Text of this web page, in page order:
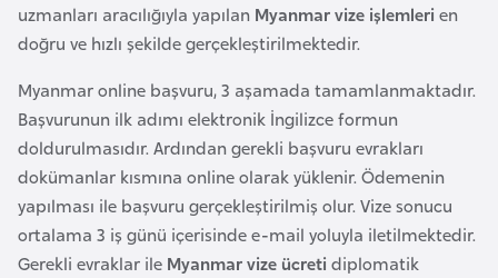
uzmanları aracılığıyla yapılan Myanmar vize işlemleri en
doğru ve hızlı şekilde gerçekleştirilmektedir.
Myanmar online başvuru, 3 aşamada tamamlanmaktadır.
Başvurunun ilk adımı elektronik İngilizce formun
doldurulmasıdır. Ardından gerekli başvuru evrakları
dokümanlar kısmına online olarak yüklenir. Ödemenin
yapılması ile başvuru gerçekleştirilmiş olur. Vize sonucu
ortalama 3 iş günü içerisinde e-mail yoluyla iletilmektedir.
Gerekli evraklar ile Myanmar vize ücreti diplomatik
l
g
r
i
s
t
a
n